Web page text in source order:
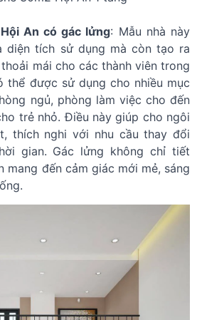
An có gác lửng: Mẫu nhà này
diện tích sử dụng mà còn tạo ra
mái cho các thành viên trong
thể được sử dụng cho nhiều mục
ngủ, phòng làm việc cho đến
trẻ nhỏ. Điều này giúp cho ngôi
thích nghi với nhu cầu thay đổi
gian. Gác lửng không chỉ tiết
mang đến cảm giác mới mẻ, sáng